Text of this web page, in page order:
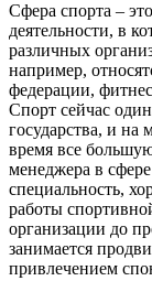
Сфера спорта –
деятельности, в
различных
например,
федерации,
Спорт сейчас
государства, и
время все
менеджера в
специальность,
работы
организации до
занимается
привлечением